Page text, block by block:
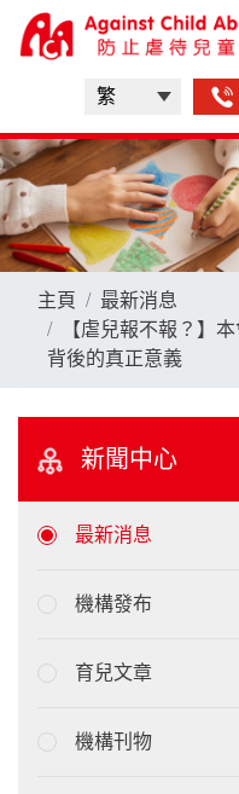
主頁
最新消息
【虐兒報不報？】
背後的真正意義
新聞中心
最新消息
機構發布
育兒文章
機構刊物